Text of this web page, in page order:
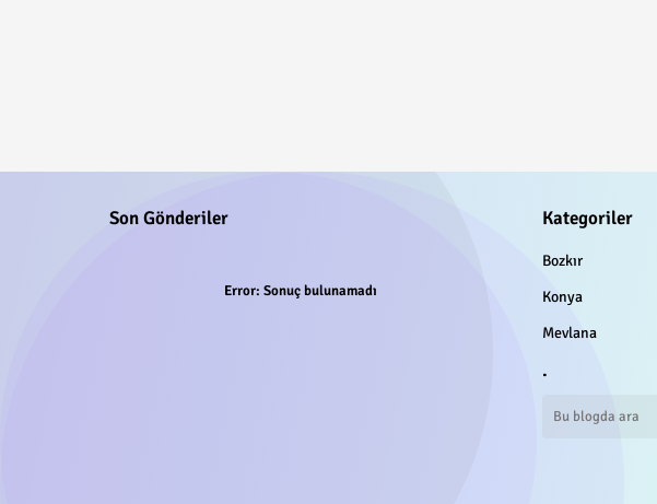
Son Gönderiler
Error: Sonuç bulunamadı
Kategoriler
Bozkır
Konya
Mevlana
.